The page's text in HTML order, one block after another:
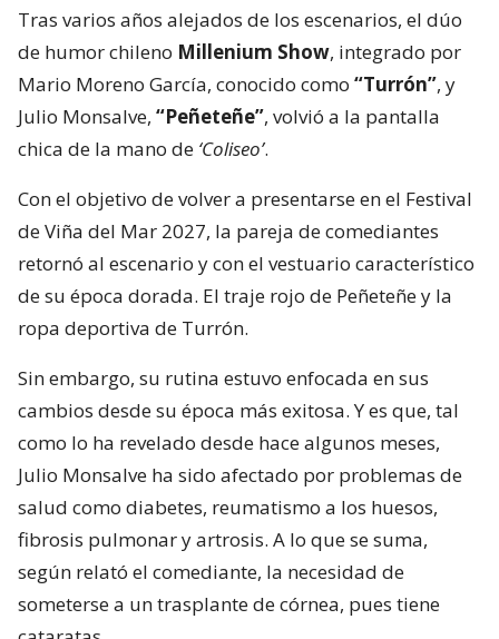
Tras varios años alejados de los escenarios, el dúo
de humor chileno Millenium Show, integrado por
Mario Moreno García, conocido como “Turrón”, y
Julio Monsalve, “Peñeteñe”, volvió a la pantalla
chica de la mano de ‘Coliseo’.
Con el objetivo de volver a presentarse en el Festival
de Viña del Mar 2027, la pareja de comediantes
retornó al escenario y con el vestuario característico
de su época dorada. El traje rojo de Peñeteñe y la
ropa deportiva de Turrón.
Sin embargo, su rutina estuvo enfocada en sus
cambios desde su época más exitosa. Y es que, tal
como lo ha revelado desde hace algunos meses,
Julio Monsalve ha sido afectado por problemas de
salud como diabetes, reumatismo a los huesos,
fibrosis pulmonar y artrosis. A lo que se suma,
según relató el comediante, la necesidad de
someterse a un trasplante de córnea, pues tiene